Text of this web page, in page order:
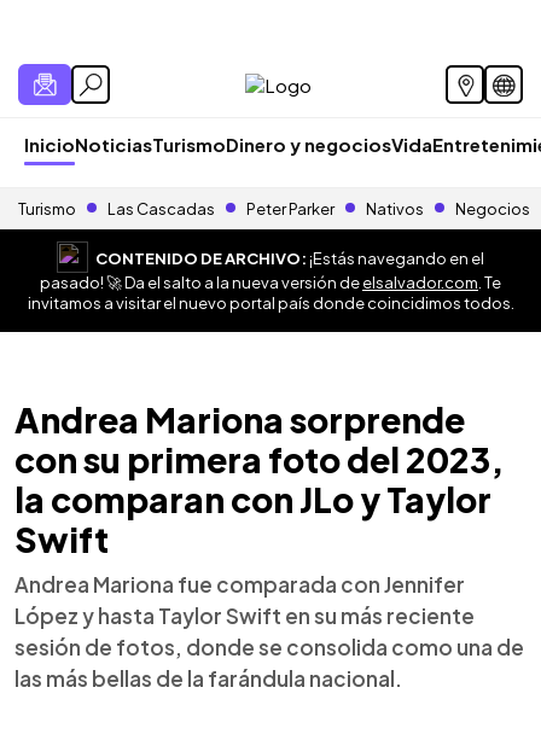
InicioNoticiasTurismoDinero y negociosVida
Turismo Las Cascadas Peter Parker Nativos Negocios
CONTENIDO DE ARCHIVO:¡Estás navegando en el
pasado! 🚀 Da el salto a la nueva versión deelsalvador.com . Te
invitamos a visitar el nuevo portal país donde coincidimos todos.
Andrea Mariona sorprende
con su primera foto del 2023,
la comparan con JLo y Taylor
Swift
Andrea Mariona fue comparada con Jennifer
López y hasta Taylor Swift en su más reciente
sesión de fotos, donde se consolida como una de
las más bellas de la farándula nacional.